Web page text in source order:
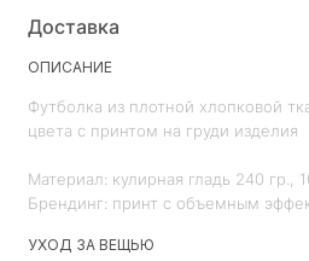
Доставка
ОПИСАНИЕ
Футболка из плотной хлопковой
цвета с принтом на груди изделия
Материал: кулирная гладь 240 гр.,
Брендинг: принт с объемным
УХОД ЗА ВЕЩЬЮ